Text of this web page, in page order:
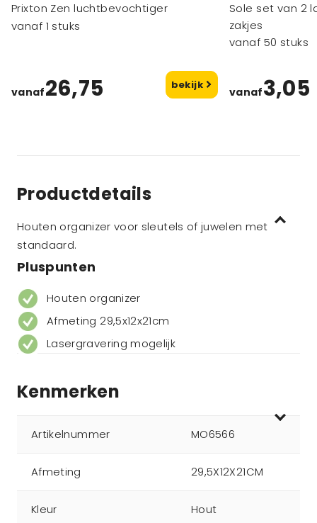
Prixton Zen luchtbevochtiger
vanaf 1 stuks
vanaf26,75 bekijk
Sole set van 2
zakjes
vanaf 50 stuks
vanaf3,05
Productdetails
Houten organizer voor sleutels of juwelen met
standaard.
Pluspunten
Houten organizer
Afmeting 29,5x12x21cm
Lasergravering mogelijk
Kenmerken
Artikelnummer MO6566
Afmeting 29,5X12X21CM
Kleur Hout